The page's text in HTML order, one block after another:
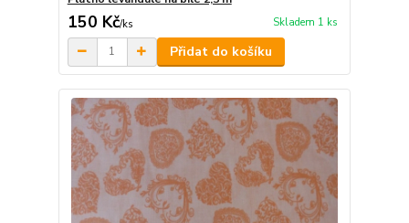
150 Kč/ks Skladem 1 ks
Přidat do košíku